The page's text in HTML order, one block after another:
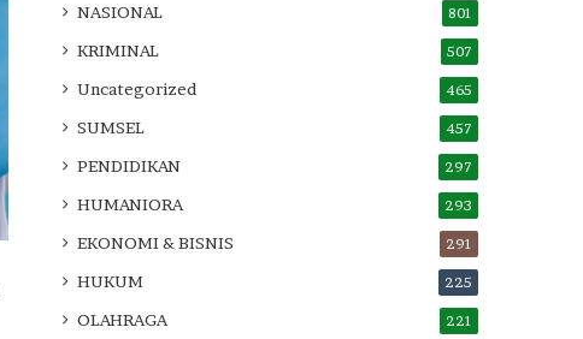
NASIONAL 801
KRIMINAL 507
Uncategorized 465
SUMSEL 457
PENDIDIKAN 297
HUMANIORA 293
EKONOMI & BISNIS 291
HUKUM 225
OLAHRAGA 221